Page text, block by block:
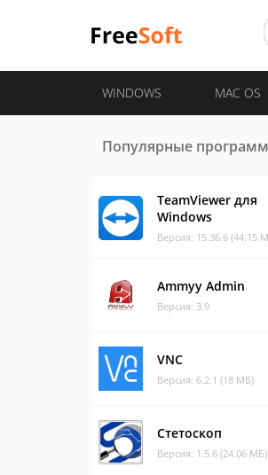
WINDOWS MAC OS
Популярные
TeamViewer для
Windows
Версия: 15.36.6 (44.15
Ammyy Admin
Версия: 3.9
VNC
Версия: 6.2.1 (18 МБ)
Стетоскоп
Версия: 1.5.6 (24.06 МБ)